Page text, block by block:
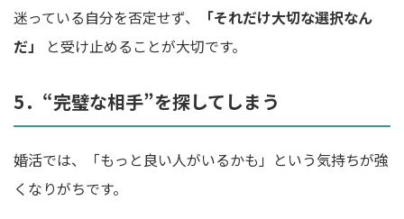
迷っている自分を否定せず、
「それだけ大切な選択なん
だ」
と受け止めることが大切です。
5．“完璧な相手”を探してしまう
婚活では、「もっと良い人がいるかも」という気持ちが強
くなりがちです。